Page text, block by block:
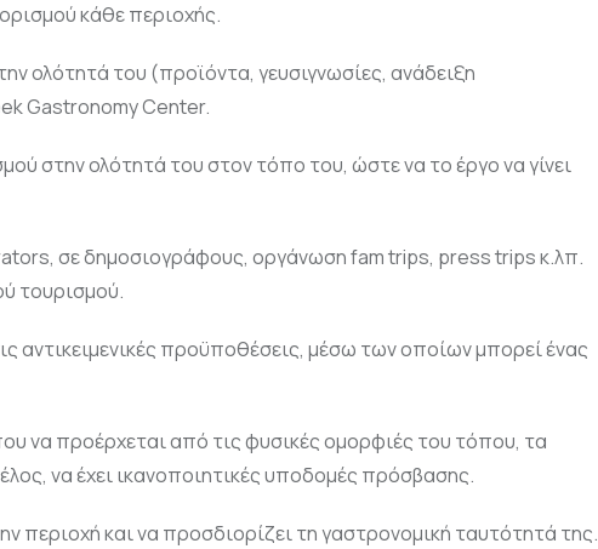
κάθε περιοχής.
ολότητά του (προϊόντα, γευσιγνωσίες, ανάδειξη
Gastronomy Center.
στην ολότητά του στον τόπο του, ώστε να το έργο να γίνει
σε δημοσιογράφους, οργάνωση fam trips, press trips κ.λπ.
τουρισμού.
αντικειμενικές προϋποθέσεις, μέσω των οποίων μπορεί ένας
να προέρχεται από τις φυσικές ομορφιές του τόπου, τα
να έχει ικανοποιητικές υποδομές πρόσβασης.
περιοχή και να προσδιορίζει τη γαστρονομική ταυτότητά της.